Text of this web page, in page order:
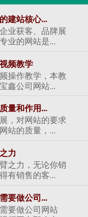
建站核心...
业获客、品牌展
业的网站是...
频教学
操作教学，本教
鑫公司网站...
量和作用...
，对网站的要求
站的质量，...
力
之力，无论你销
有销售的客...
要做公司...
要做公司网站